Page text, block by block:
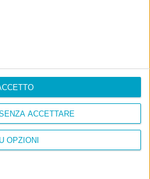
OPZIONI
ACCETTARE
se fossi io